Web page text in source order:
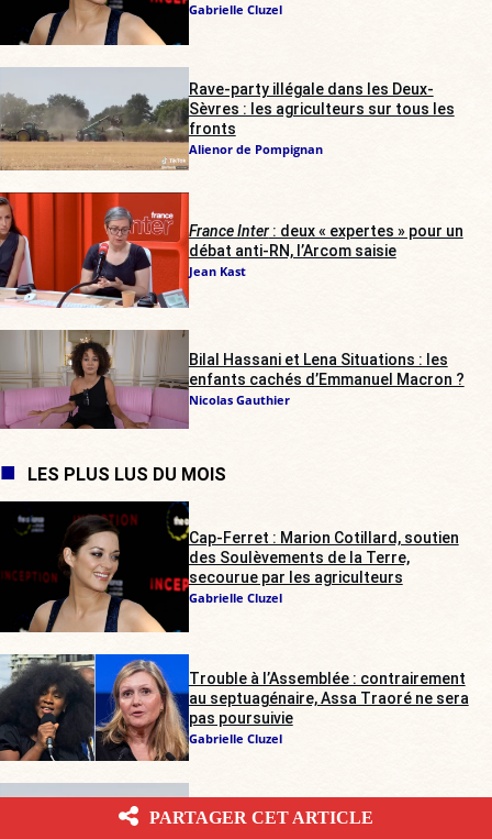
Gabrielle Cluzel
Rave-party illégale dans les Deux-
Sèvres : les agriculteurs sur tous les
fronts
Alienor de Pompignan
France Inter: deux « expertes » pour un
débat anti-RN, l’Arcom saisie
Jean Kast
Bilal Hassani et Lena Situations : les
enfants cachés d’Emmanuel Macron ?
Nicolas Gauthier
LES PLUS LUS DU MOIS
Cap-Ferret : Marion Cotillard, soutien
des Soulèvements de la Terre,
secourue par les agriculteurs
Gabrielle Cluzel
Trouble à l’Assemblée : contrairement
au septuagénaire, Assa Traoré ne sera
pas poursuivie
Gabrielle Cluzel
Sèvres : les agriculteurs sur tous les
PARTAGER CET ARTICLE